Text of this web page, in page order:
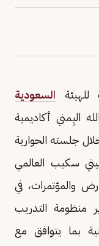
السعودية
اليِمني أكاديمية
جلسته الحوارية
سكيب العالمي
والمؤتمرات، في
منظومة التدريب
بما يتوافق مع